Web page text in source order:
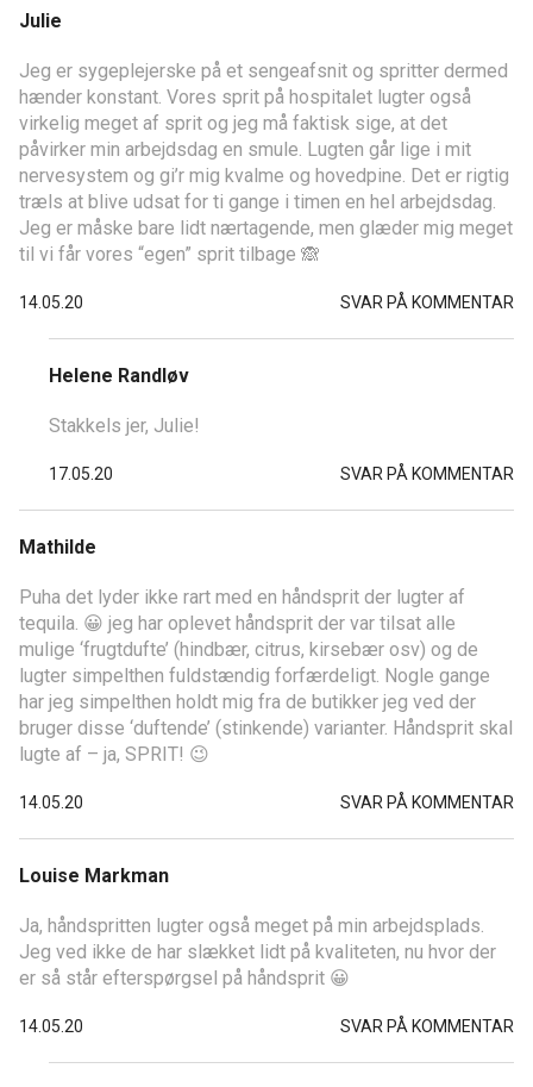
Julie
Jeg er sygeplejerske på et sengeafsnit og spritter dermed
hænder konstant. Vores sprit på hospitalet lugter også
virkelig meget af sprit og jeg må faktisk sige, at det
påvirker min arbejdsdag en smule. Lugten går lige i mit
nervesystem og gi’r mig kvalme og hovedpine. Det er rigtig
træls at blive udsat for ti gange i timen en hel arbejdsdag.
Jeg er måske bare lidt nærtagende, men glæder mig meget
til vi får vores “egen” sprit tilbage 🙈
14.05.20 SVAR PÅ KOMMENTAR
Helene Randløv
Stakkels jer, Julie!
17.05.20 SVAR PÅ KOMMENTAR
Mathilde
Puha det lyder ikke rart med en håndsprit der lugter af
tequila. 😀 jeg har oplevet håndsprit der var tilsat alle
mulige ‘frugtdufte’ (hindbær, citrus, kirsebær osv) og de
lugter simpelthen fuldstændig forfærdeligt. Nogle gange
har jeg simpelthen holdt mig fra de butikker jeg ved der
bruger disse ‘duftende’ (stinkende) varianter. Håndsprit skal
lugte af – ja, SPRIT! 😉
14.05.20 SVAR PÅ KOMMENTAR
Louise Markman
Ja, håndspritten lugter også meget på min arbejdsplads.
Jeg ved ikke de har slækket lidt på kvaliteten, nu hvor der
er så står efterspørgsel på håndsprit 😀
14.05.20 SVAR PÅ KOMMENTAR